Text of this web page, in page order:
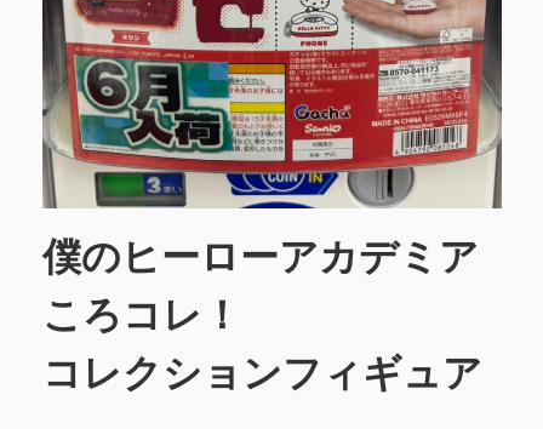
僕のヒーローアカデミア
ころコレ！
コレクションフィギュア